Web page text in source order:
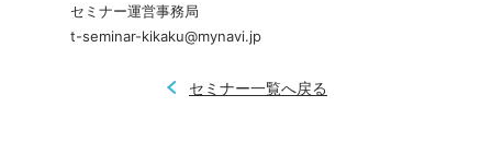
セミナー運営事務局
t-seminar-kikaku@mynavi.jp
セミナー一覧へ戻る